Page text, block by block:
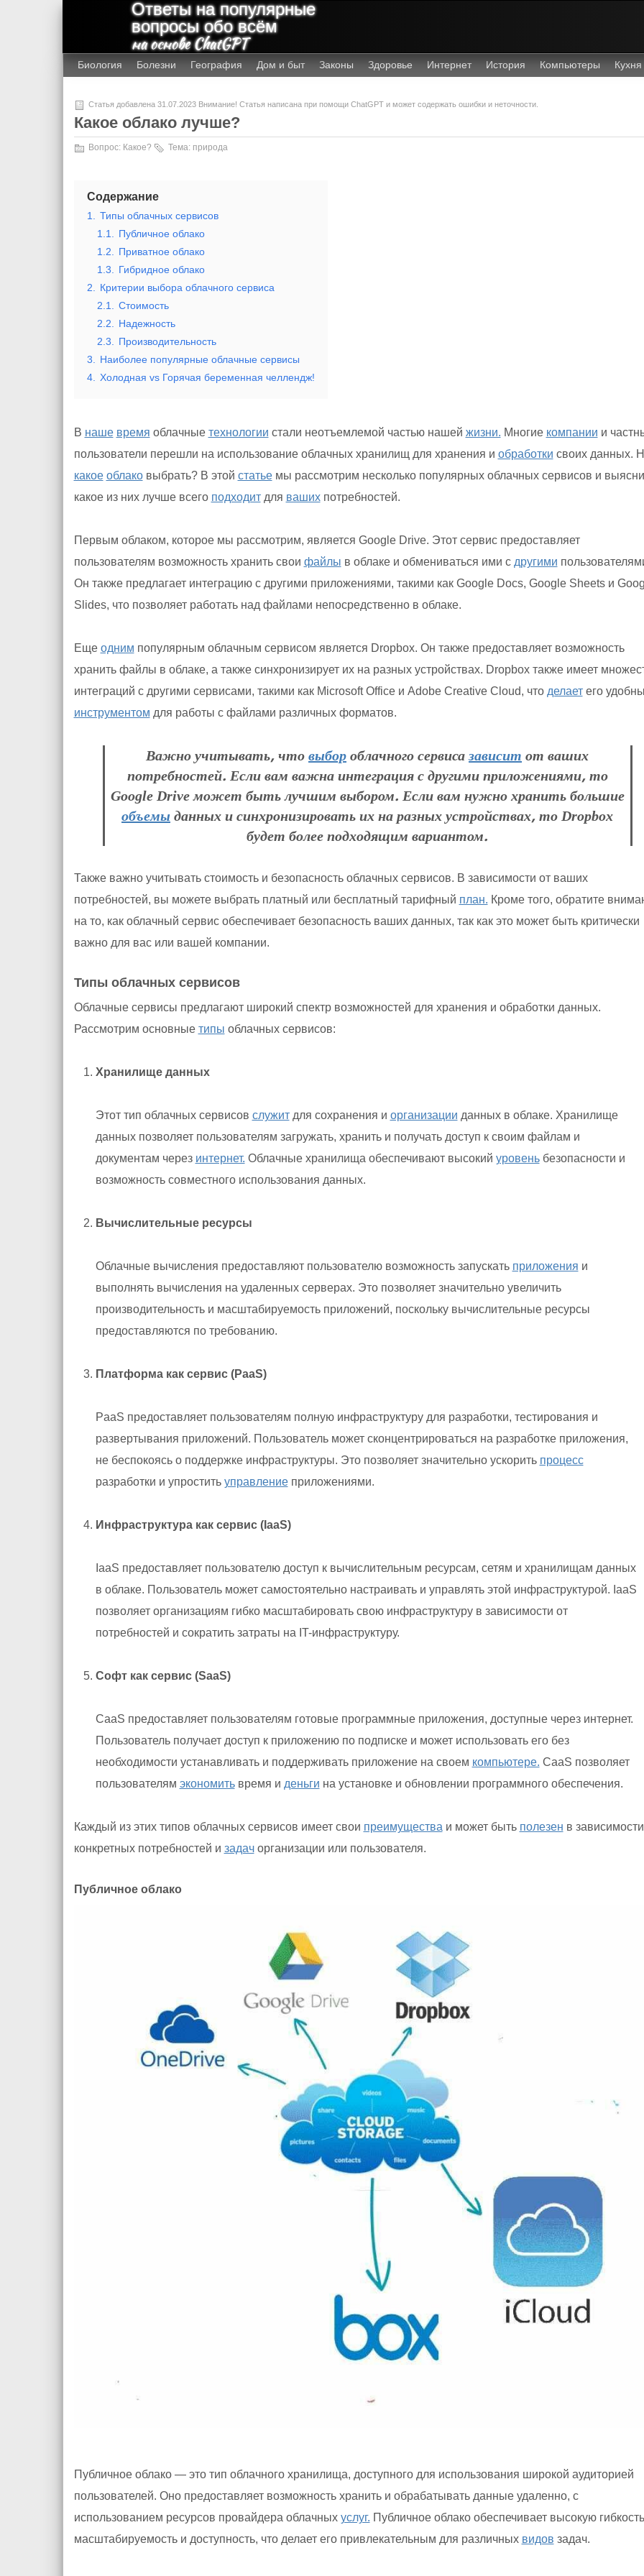
Ответы на популярные
вопросы обо всём
на основе ChatGPT
Биология Болезни География Дом и быт Законы Здоровье Интернет История Компьютеры Кухня
Статья добавлена 31.07.2023 Внимание! Статья написана при помощи ChatGPT и может содержать ошибки и неточности.
Какое облако лучше?
Вопрос: Какое? Тема: природа
Содержание
1.
Типы облачных сервисов
1.1.
Публичное облако
1.2.
Приватное облако
1.3.
Гибридное облако
2.
Критерии выбора облачного сервиса
2.1.
Стоимость
2.2.
Надежность
2.3.
Производительность
3.
Наиболее популярные облачные сервисы
4.
Холодная vs Горячая беременная челлендж!
В наше время облачные технологии стали неотъемлемой частью нашей жизни. Многие компании и
пользователи перешли на использование облачных хранилищ для хранения и обработки своих данных.
какое облаковыбрать? В этой статьемы рассмотрим несколько популярных облачных сервисов и
какое из них лучше всего подходитдля вашихпотребностей.
Первым облаком, которое мы рассмотрим, является Google Drive. Этот сервис предоставляет
пользователям возможность хранить свои файлы в облаке и обмениваться ими с другими
Он также предлагает интеграцию с другими приложениями, такими как Google Docs, Google Sheets и
Slides, что позволяет работать над файлами непосредственно в облаке.
Еще одним популярным облачным сервисом является Dropbox. Он также предоставляет возможность
хранить файлы в облаке, а также синхронизирует их на разных устройствах. Dropbox также имеет
интеграций с другими сервисами, такими как Microsoft Office и Adobe Creative Cloud, что делаетего
инструментом для работы с файлами различных форматов.
Важно учитывать, чтовыбороблачного сервисазависит от ваших
потребностей. Если вам важна интеграция с другими приложениями, то
Google Drive может быть лучшим выбором. Если вам нужно хранить большие
объемыданных и синхронизировать их на разных устройствах, то Dropbox
будет более подходящим вариантом.
Также важно учитывать стоимость и безопасность облачных сервисов. В зависимости от ваших
потребностей, вы можете выбрать платный или бесплатный тарифный план. Кроме того, обратите
на то, как облачный сервис обеспечивает безопасность ваших данных, так как это может быть критически
важно для вас или вашей компании.
Типы облачных сервисов
Облачные сервисы предлагают широкий спектр возможностей для хранения и обработки данных.
Рассмотрим основные типы облачных сервисов:
Хранилище данных
Этот тип облачных сервисов служитдля сохранения и организации данных в облаке. Хранилище
данных позволяет пользователям загружать, хранить и получать доступ к своим файлам и
документам через интернет. Облачные хранилища обеспечивают высокий уровеньбезопасности и
возможность совместного использования данных.
Вычислительные ресурсы
Облачные вычисления предоставляют пользователю возможность запускать приложения и
выполнять вычисления на удаленных серверах. Это позволяет значительно увеличить
производительность и масштабируемость приложений, поскольку вычислительные ресурсы
предоставляются по требованию.
Платформа как сервис (PaaS)
PaaS предоставляет пользователям полную инфраструктуру для разработки, тестирования и
развертывания приложений. Пользователь может сконцентрироваться на разработке приложения,
не беспокоясь о поддержке инфраструктуры. Это позволяет значительно ускорить процесс
разработки и упростить управлениеприложениями.
Инфраструктура как сервис (IaaS)
IaaS предоставляет пользователю доступ к вычислительным ресурсам, сетям и хранилищам данных
в облаке. Пользователь может самостоятельно настраивать и управлять этой инфраструктурой. IaaS
позволяет организациям гибко масштабировать свою инфраструктуру в зависимости от
потребностей и сократить затраты на IT-инфраструктуру.
Софт как сервис (SaaS)
СaaS предоставляет пользователям готовые программные приложения, доступные через интернет.
Пользователь получает доступ к приложению по подписке и может использовать его без
необходимости устанавливать и поддерживать приложение на своем компьютере. СaaS позволяет
пользователям экономитьвремя и деньги на установке и обновлении программного обеспечения.
Каждый из этих типов облачных сервисов имеет свои преимущества и может быть полезен в
конкретных потребностей и задачорганизации или пользователя.
Публичное облако
Публичное облако — это тип облачного хранилища, доступного для использования широкой аудиторией
пользователей. Оно предоставляет возможность хранить и обрабатывать данные удаленно, с
использованием ресурсов провайдера облачных услуг. Публичное облако обеспечивает высокую
масштабируемость и доступность, что делает его привлекательным для различных видов задач.